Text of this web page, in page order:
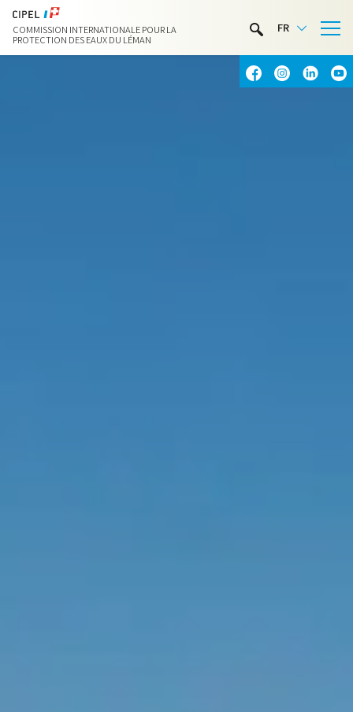
COMMISSION INTERNATIONALE POUR LA
PROTECTION DES EAUX DU LÉMAN
FR
LIMNOTHÈQUE
ACTIVITÉS NAUTIQUES
CONTACT & ACCÈS